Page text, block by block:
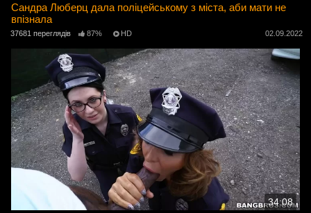
Сандра Люберц дала поліцейському з міста, аби мати не
впізнала
37681 переглядів 87% HD 02.09.2022
34:08